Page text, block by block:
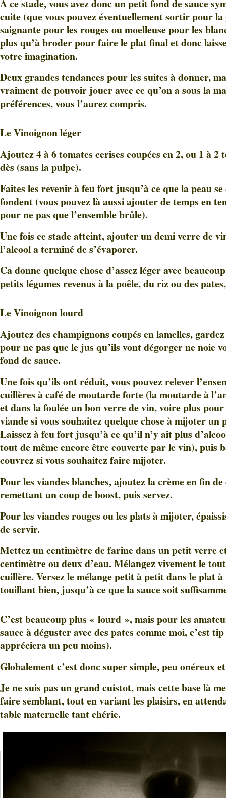
A ce stade, vous avez donc un petit fond de sauce
cuite (que vous pouvez éventuellement sortir pour
saignante pour les rouges ou moelleuse pour les
plus qu’à broder pour faire le plat final et donc
votre imagination.
Deux grandes tendances pour les suites à donner,
vraiment de pouvoir jouer avec ce qu’on a sous la
préférences, vous l’aurez compris.
Le Vinoignon léger
Ajoutez 4 à 6 tomates cerises coupées en 2, ou 1 à 2
dès (sans la pulpe).
Faites les revenir à feu fort jusqu’à ce que la peau se
fondent (vous pouvez là aussi ajouter de temps en
pour ne pas que l’ensemble brûle).
Une fois ce stade atteint, ajouter un demi verre de
l’alcool a terminé de s’évaporer.
Ca donne quelque chose d’assez léger avec
petits légumes revenus à la poêle, du riz ou des
Le Vinoignon lourd
Ajoutez des champignons coupés en lamelles,
pour ne pas que le jus qu’ils vont dégorger ne noie
fond de sauce.
Une fois qu’ils ont réduit, vous pouvez relever
cuillères à café de moutarde forte (la moutarde à
et dans la foulée un bon verre de vin, voire plus
viande si vous souhaitez quelque chose à mijoter un
Laissez à feu fort jusqu’à ce qu’il n’y ait plus
tout de même encore être couverte par le vin), puis
couvrez si vous souhaitez faire mijoter.
Pour les viandes blanches, ajoutez la crème en fin de
remettant un coup de boost, puis servez.
Pour les viandes rouges ou les plats à mijoter,
de servir.
Mettez un centimètre de farine dans un petit verre
centimètre ou deux d’eau. Mélangez vivement le
cuillère. Versez le mélange petit à petit dans le plat
touillant bien, jusqu’à ce que la sauce soit
C’est beaucoup plus « lourd », mais pour les
sauce à déguster avec des pates comme moi, c’est
appréciera un peu moins).
Globalement c’est donc super simple, peu onéreux
Je ne suis pas un grand cuistot, mais cette base là
faire semblant, tout en variant les plaisirs, en
table maternelle tant chérie.